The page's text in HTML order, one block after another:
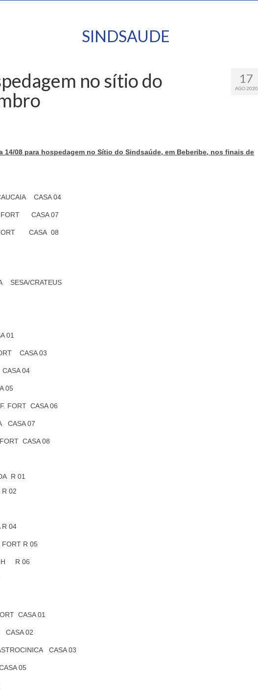
SINDSAUDE
17
AGO 2020
no sítio do
08 para hospedagem no Sítio do Sindsaúde, em Beberibe, nos finais de
CASA 04
FORT CASA 07
FORT CASA 08
SESA/CRATEUS
01
CASA 03
04
05
FORT CASA 06
CASA 07
CASA 08
R 01
R 02
R 04
FORT R 05
R 06
CASA 01
CASA 02
CASA 03
05